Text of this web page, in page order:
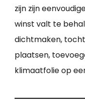
zijn zijn
winst valt te
dichtmaken,
plaatsen,
klimaatfolie op